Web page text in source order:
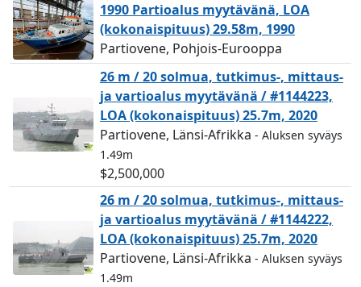
1990 Partioalus myytävänä, LOA
(kokonaispituus) 29.58m, 1990
Partiovene, Pohjois-Eurooppa
26 m / 20 solmua, tutkimus-, mittaus-
ja vartioalus myytävänä / #1144223,
LOA (kokonaispituus) 25.7m, 2020
Partiovene, Länsi-Afrikka - Aluksen syväys
1.49m
$2,500,000
26 m / 20 solmua, tutkimus-, mittaus-
ja vartioalus myytävänä / #1144222,
LOA (kokonaispituus) 25.7m, 2020
Partiovene, Länsi-Afrikka - Aluksen syväys
1.49m